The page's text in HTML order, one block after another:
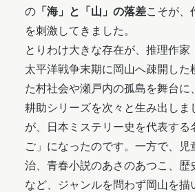
の「海」と「山」の落差こそが、
を刺激してきました。
とりわけ大きな存在が、推理作家
太平洋戦争末期に岡山へ疎開した
た村社会や瀬戸内の孤島を舞台に
耕助シリーズを次々と生み出しま
が、日本ミステリー史を代表する
ご」になったのです。一方で、児
治、青春小説のあさのあつこ、歴
など、ジャンルを問わず岡山を描